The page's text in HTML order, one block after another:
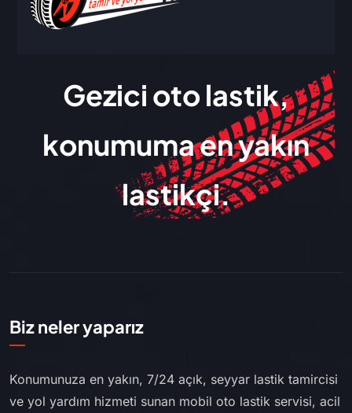
Gezici oto lastik,
konumuma en yakın
lastikçi.
Biz neler yaparız
Konumunuza en yakın, 7/24 açık, seyyar lastik tamircisi
ve yol yardım hizmeti sunan mobil oto lastik servisi, acil